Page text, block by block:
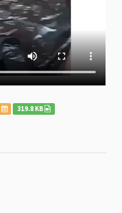
319.8 KB